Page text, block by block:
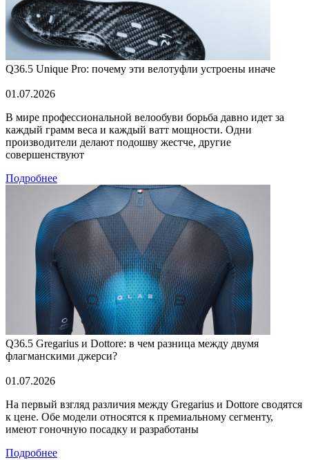
Q36.5 Unique Pro: почему эти велотуфли устроены иначе
01.07.2026
В мире профессиональной велообуви борьба давно идет за
каждый грамм веса и каждый ватт мощности. Одни
производители делают подошву жестче, другие
совершенствуют
Подробнее
Q36.5 Gregarius и Dottore: в чем разница между двумя
флагманскими джерси?
01.07.2026
На первый взгляд различия между Gregarius и Dottore сводятся
к цене. Обе модели относятся к премиальному сегменту,
имеют гоночную посадку и разработаны
Подробнее